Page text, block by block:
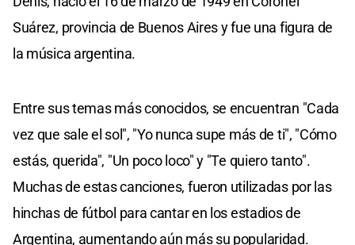
Suárez, provincia de Buenos Aires y fue una figura de
la música argentina.
Entre sus temas más conocidos, se encuentran "Cada
vez que sale el sol", "Yo nunca supe más de ti", "Cómo
estás, querida", "Un poco loco" y "Te quiero tanto".
Muchas de estas canciones, fueron utilizadas por las
hinchas de fútbol para cantar en los estadios de
Argentina, aumentando aún más su popularidad.